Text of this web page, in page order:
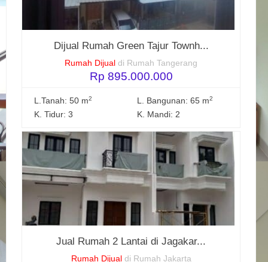
Dijual Rumah Green Tajur Townh...
Rumah Dijual di Rumah Tangerang
Rp 895.000.000
L.Tanah: 50 m2 L. Bangunan: 65 m2
K. Tidur: 3 K. Mandi: 2
Jual Rumah 2 Lantai di Jagakar...
Rumah Dijual di Rumah Jakarta